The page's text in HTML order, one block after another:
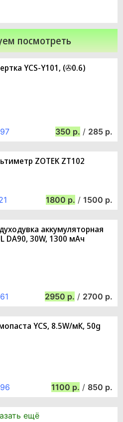
посмотреть
YCS-Y101, (✇0.6)
350 / 285
ZOTEK ZT102
1800 / 1500
аккумуляторная
DA90, 30W, 1300 мАч
2950 / 2700
YCS, 8.5W/мК, 50g
1100 / 850
ещё